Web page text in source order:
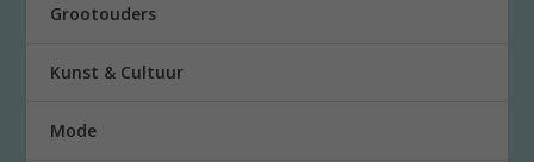
Grootouders
Kunst & Cultuur
Mode